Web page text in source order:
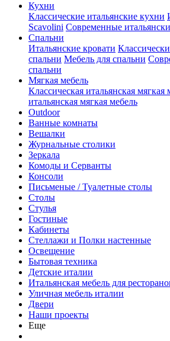
Кухни
Классические итальянские кухни
Scavolini Современные
Спальни
Итальянские кровати
спальни Мебель для спальни
спальни
Мягкая мебель
Классическая итальянская мягкая
итальянская мягкая мебель
Outdoor
Ванные комнаты
Вешалки
Журнальные столики
Зеркала
Комоды и Серванты
Консоли
Письменые / Туалетные столы
Столы
Стулья
Гостиные
Кабинеты
Стеллажи и Полки настенные
Освещение
Бытовая техника
Детские италии
Итальянская мебель для
Уличная мебель италии
Двери
Наши проекты
Еще